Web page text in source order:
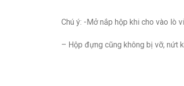
Chú ý: -Mở nắp hộp khi cho vào lò
– Hộp đựng cũng không bị vỡ, nứt